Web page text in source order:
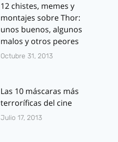
12 chistes, memes y
montajes sobre Thor:
unos buenos, algunos
malos y otros peores
Octubre 31, 2013
Las 10 máscaras más
terroríficas del cine
Julio 17, 2013